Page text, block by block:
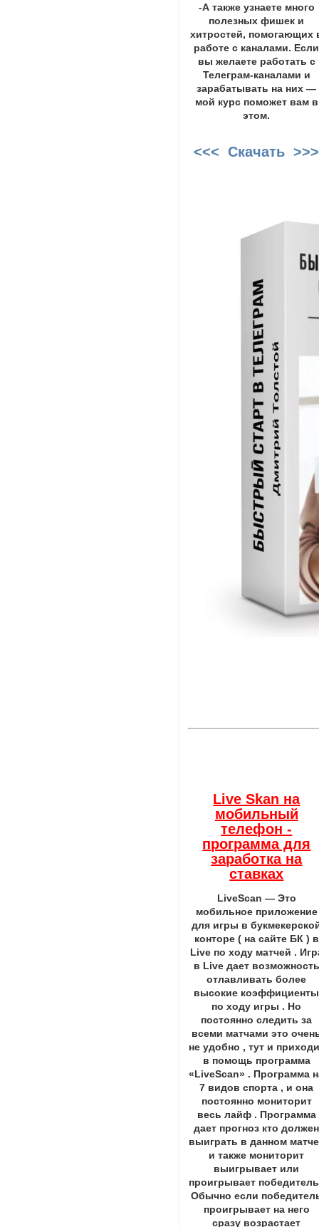
-А также узнаете много
полезных фишек и
хитростей, помогающих
работе с каналами. Если
вы желаете работать с
Телеграм-каналами и
зарабатывать на них —
мой курс поможет вам в
этом.
<<< Скачать >>>
Live Skan на
мобильный
телефон -
программа для
заработка на
ставках
LiveScan — Это
мобильное приложение
для игры в
конторе ( на сайте БК ) в
Live по ходу матчей .
в Live дает возможность
отлавливать более
высокие коэффициенты
по ходу игры . Но
постоянно следить за
всеми матчами это
не удобно , тут и
в помощь программа
«LiveScan» . Программа
7 видов спорта , и она
постоянно мониторит
весь лайф . Программа
дает прогноз кто должен
выиграть в данном
и также мониторит
выигрывает или
проигрывает
Обычно если
проигрывает на него
сразу возрастает